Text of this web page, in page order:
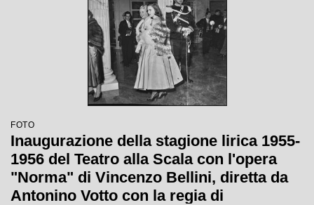
FOTO
Inaugurazione della stagione lirica 1955-
1956 del Teatro alla Scala con l'opera
"Norma" di Vincenzo Bellini, diretta da
Antonino Votto con la regia di